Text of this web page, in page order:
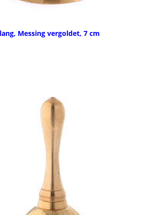
Messing vergoldet, 7 cm